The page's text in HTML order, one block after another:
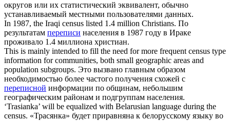
округов или их статистический эквивалент, обычно
устанавливаемый местными пользователями данных.
In 1987, the Iraqi census listed 1.4 million Christians. По
результатам переписи населения в 1987 году в Ираке
проживало 1.4 миллиона христиан.
This is mainly intended to fill the need for more frequentcensus type
information for communities, both small geographic areas and
population subgroups. Это вызвано главным образом
необходимостью более частого получения схожей с
переписной информации по общинам, небольшим
географическим районам и подгруппам населения.
‘Trasianka’ will be equalized with Belarusian language during the
census. «Трасянка» будет приравняна к белорусскому языку во